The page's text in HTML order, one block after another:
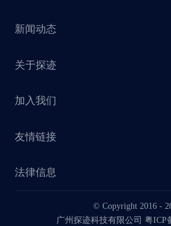
探迹 AI 触达
探迹 AI CRM
赋能计划
销售干货
探迹大数据研究院
新闻动态
关于探迹
企业介绍
联系我们
业务动态
加入我们
友情链接
法律信息
法律声明
© Copyright 2016 -
广州探迹科技有限公司 粤ICP